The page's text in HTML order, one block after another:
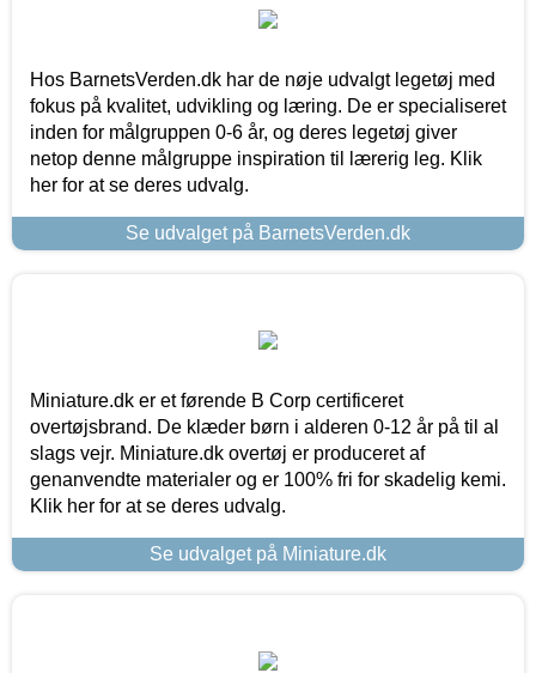
Hos BarnetsVerden.dk har de nøje udvalgt legetøj med
fokus på kvalitet, udvikling og læring. De er specialiseret
inden for målgruppen 0-6 år, og deres legetøj giver
netop denne målgruppe inspiration til lærerig leg. Klik
her for at se deres udvalg.
Se udvalget på BarnetsVerden.dk
Miniature.dk er et førende B Corp certificeret
overtøjsbrand. De klæder børn i alderen 0-12 år på til al
slags vejr. Miniature.dk overtøj er produceret af
genanvendte materialer og er 100% fri for skadelig kemi.
Klik her for at se deres udvalg.
Se udvalget på Miniature.dk